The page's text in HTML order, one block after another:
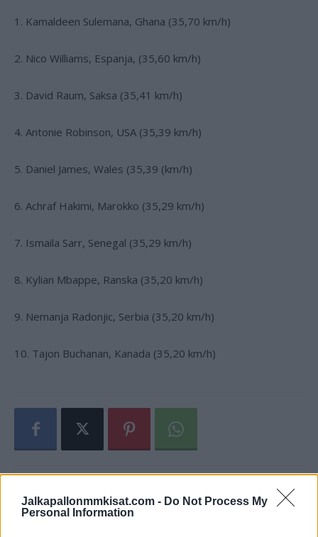
Jalkapallonmmkisat.com - Do Not Process My
Personal Information
1. Kamaldeen Sulemana, Ghana (35,70 km/h)
2. Nico Williams, Espanja, (35,60 km/h)
3. David Raum, Saksa (35,41 km/h)
4. Antonie Robinson, USA (35,39 km/h)
5. Daniel James, Wales (35,39 (km/h)
6. Achraf Hakimi, Marokko (35,29 km/h)
7. Ismaila Sarr, Senegal (35,29 km/h)
8. Kylian Mbappe, Ranska (35,20 km/h)
9. Nemanja Radonjic, Serbia (35,20 km/h)
10. Tajon Buchanan, Kanada (35,20 km/h)